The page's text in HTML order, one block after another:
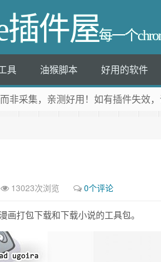
插件屋每一个
具 油猴脚本 好用的软件
非采集，亲测好用！如有插件失效
13023次浏览 0个评论
打包下载和下载小说的工具包。